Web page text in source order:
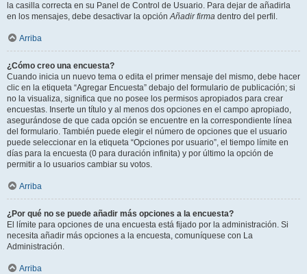
la casilla correcta en su Panel de Control de Usuario. Para dejar de añadirla
en los mensajes, debe desactivar la opciónAñadir firma dentro del perfil.
Arriba
¿Cómo creo una encuesta?
Cuando inicia un nuevo tema o edita el primer mensaje del mismo, debe hacer
clic en la etiqueta “Agregar Encuesta” debajo del formulario de publicación; si
no la visualiza, significa que no posee los permisos apropiados para crear
encuestas. Inserte un título y al menos dos opciones en el campo apropiado,
asegurándose de que cada opción se encuentre en la correspondiente línea
del formulario. También puede elegir el número de opciones que el usuario
puede seleccionar en la etiqueta “Opciones por usuario”, el tiempo límite en
días para la encuesta (0 para duración infinita) y por último la opción de
permitir a lo usuarios cambiar su votos.
Arriba
¿Por qué no se puede añadir más opciones a la encuesta?
El límite para opciones de una encuesta está fijado por la administración. Si
necesita añadir más opciones a la encuesta, comuníquese con La
Administración.
Arriba